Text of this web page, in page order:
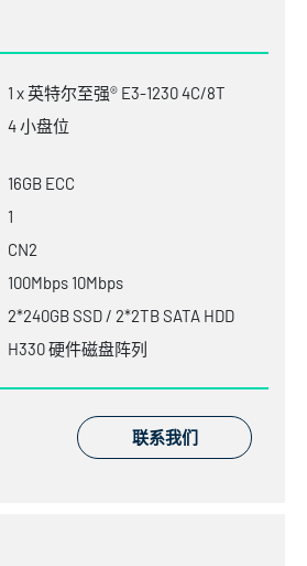
1 x 英特尔至强® E3-1230 4C/8T
4 小盘位
16GB ECC
1
CN2
100Mbps 10Mbps
2*240GB SSD / 2*2TB SATA HDD
H330 硬件磁盘阵列
联系我们